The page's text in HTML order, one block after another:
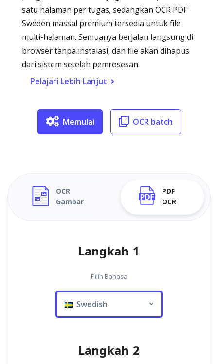
satu halaman per tugas, sedangkan OCR PDF
Sweden massal premium tersedia untuk file
multi-halaman. Semuanya berjalan langsung di
browser tanpa instalasi, dan file akan dihapus
dari sistem setelah pemrosesan.
Pelajari Lebih Lanjut
Memulai OCR batch
OCR
Gambar
PDF
OCR
Langkah 1
Pilih Bahasa
Swedish
Langkah 2